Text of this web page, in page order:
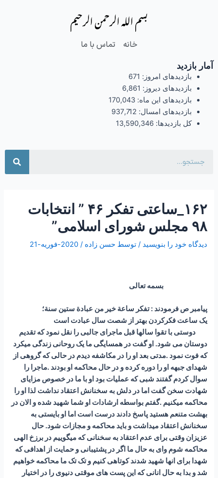
بسم الله الرحمن الرحیم
خانه تماس با ما
آمار بازدید
بازدیدهای امروز: 671
بازدیدهای دیروز: 6,861
بازدیدهای این ماه: 170,043
بازدیدهای امسال: 937,712
کل بازدیدها: 13,590,346
۱۶۲_ساعتی تفکر ۴۶ ” انتخابات
۹۸ مجلس شورای اسلامی”
دیدگاه‌ خود را بنویسید / توسطحسن زاده/2020-فوریه-21
بسمه تعالی
پیامبر ص فرمودند : تفكر ساعة خير من عبادة ستين سنة؛
یک ساعت فکرکردن بهتر از شصت سال عبادت است
دوستی با تقوا سالها قبل ماجرای جالبی را نقل نمود که تقدیم
دوستان می شود. او گفت در همسایگی ما یک روحانی زندگی میکرد
که فوت نمود .مدتی بعد او را در مکاشفه دیدم در حالی که گروهی از
شهدای جبهه او را دوره کرده و در حال محاکمه او بودند .ماجرا را
سوال کردم گفتند شبی که عملیات بود او با ما در خصوص مزایای
شهادت سخن گفت اما در دلش به سخنانش اعتقاد نداشت لذا او را
محاکمه میکنیم .گفتم بواسطه ارشادات او شما شهید شده و الان در
بهشت متنعم هستید پاسخ دادند درست است اما او بایستی به
سخنانش اعتقاد میداشت و باید محاکمه و مجازات شود. حال
عزیزان وقتی برای عدم اعتقاد به سخنانی که میگوییم در برزخ الهی
محاکمه شوم وای به حال ما اگر در پشتیبانی و حمایت از اهدافی که
شهدا برای انها شهید شدند کوتاهی کنیم و تک تک ما محاکمه خواهیم
شد و بدا به حال انانی که این پست های موقتی دنیوی را در اختیار